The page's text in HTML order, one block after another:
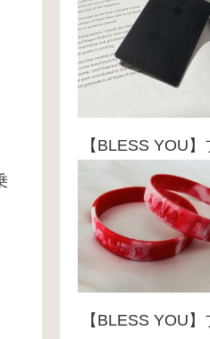
【BLESS YOU
【BLESS YOU